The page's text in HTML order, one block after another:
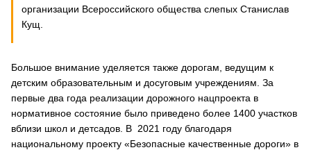
организации Всероссийского общества слепых Станислав
Кущ.
Большое внимание уделяется также дорогам, ведущим к
детским образовательным и досуговым учреждениям. За
первые два года реализации дорожного нацпроекта в
нормативное состояние было приведено более 1400 участков
вблизи школ и детсадов. В 2021 году благодаря
национальному проекту «Безопасные качественные дороги» в